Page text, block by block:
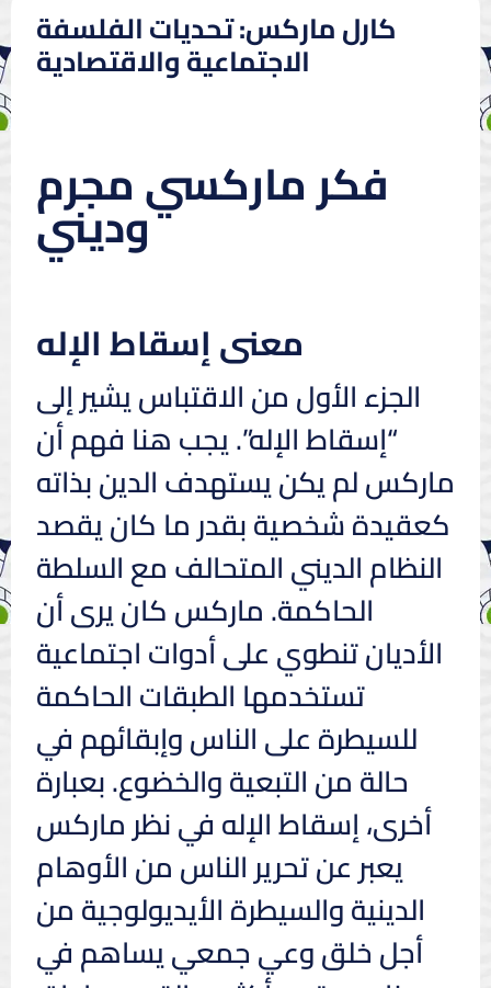
كارل ماركس: تحديات الفلسفة
الاجتماعية والاقتصادية
فكر ماركسي مجرم
وديني
معنى إسقاط الإله
الجزء الأول من الاقتباس يشير إلى
“إسقاط الإله”. يجب هنا فهم أن
ماركس لم يكن يستهدف الدين بذاته
كعقيدة شخصية بقدر ما كان يقصد
النظام الديني المتحالف مع السلطة
الحاكمة. ماركس كان يرى أن
الأديان تنطوي على أدوات اجتماعية
تستخدمها الطبقات الحاكمة
للسيطرة على الناس وإبقائهم في
حالة من التبعية والخضوع. بعبارة
أخرى، إسقاط الإله في نظر ماركس
يعبر عن تحرير الناس من الأوهام
الدينية والسيطرة الأيديولوجية من
أجل خلق وعي جمعي يساهم في